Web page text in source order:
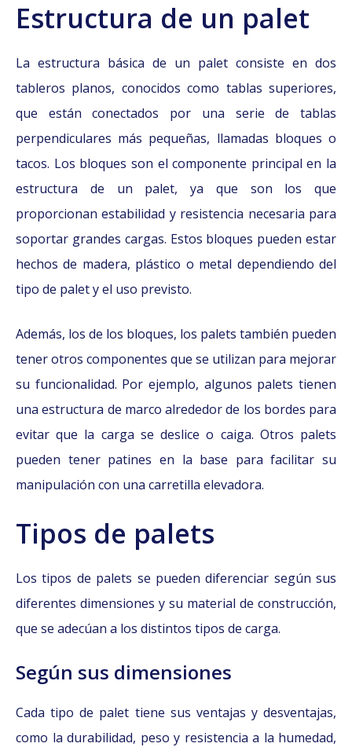
Estructura de un palet
La estructura básica de un palet consiste en dos
tableros planos, conocidos como tablas superiores,
que están conectados por una serie de tablas
perpendiculares más pequeñas, llamadas bloques o
tacos. Los bloques son el componente principal en la
estructura de un palet, ya que son los que
proporcionan estabilidad y resistencia necesaria para
soportar grandes cargas. Estos bloques pueden estar
hechos de madera, plástico o metal dependiendo del
tipo de palet y el uso previsto.
Además, los de los bloques, los palets también pueden
tener otros componentes que se utilizan para mejorar
su funcionalidad. Por ejemplo, algunos palets tienen
una estructura de marco alrededor de los bordes para
evitar que la carga se deslice o caiga. Otros palets
pueden tener patines en la base para facilitar su
manipulación con una carretilla elevadora.
Tipos de palets
Los tipos de palets se pueden diferenciar según sus
diferentes dimensiones y su material de construcción,
que se adecúan a los distintos tipos de carga.
Según sus dimensiones
Cada tipo de palet tiene sus ventajas y desventajas,
como la durabilidad, peso y resistencia a la humedad,